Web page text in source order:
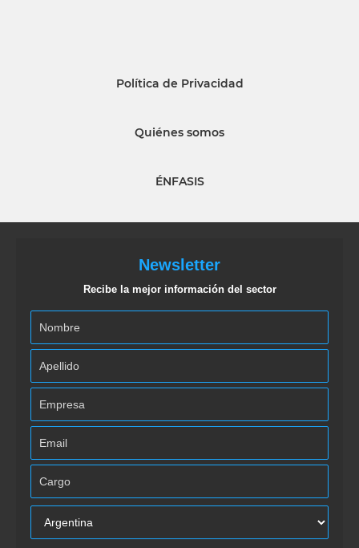
Política de Privacidad
Quiénes somos
ÉNFASIS
Newsletter
Recibe la mejor información del sector